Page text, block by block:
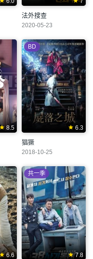
法外搜查
2020-05-23
8.5 6.3
BD
猖獗
2018-10-25
6.6 7.8
共一季